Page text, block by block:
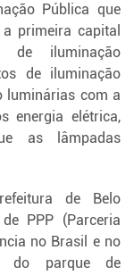
Pública que
primeira capital
de iluminação
de iluminação
luminárias com a
energia elétrica,
as lâmpadas
de Belo
PPP (Parceria
no Brasil e no
do parque de